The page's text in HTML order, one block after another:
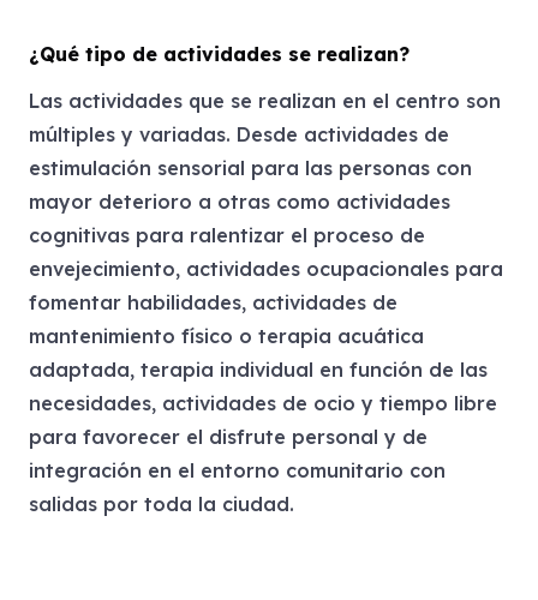
¿Qué tipo de actividades se realizan?
Las actividades que se realizan en el centro son
múltiples y variadas. Desde actividades de
estimulación sensorial para las personas con
mayor deterioro a otras como actividades
cognitivas para ralentizar el proceso de
envejecimiento, actividades ocupacionales para
fomentar habilidades, actividades de
mantenimiento físico o terapia acuática
adaptada, terapia individual en función de las
necesidades, actividades de ocio y tiempo libre
para favorecer el disfrute personal y de
integración en el entorno comunitario con
salidas por toda la ciudad.